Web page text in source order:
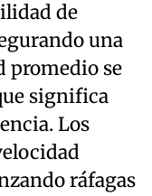
de
una
promedio se
significa
Los
ráfagas